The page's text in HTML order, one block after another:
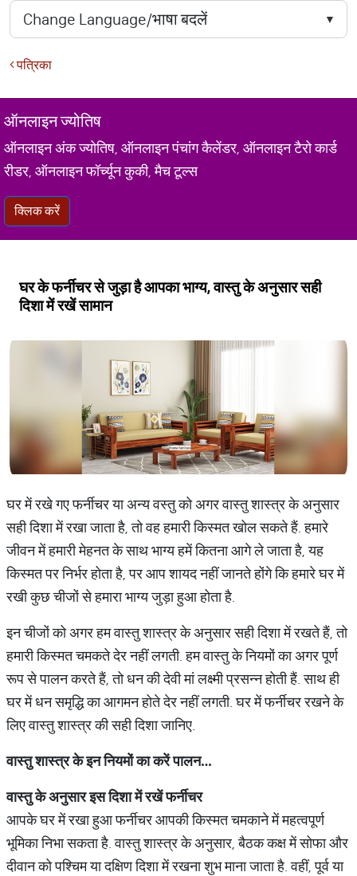
पत्रिका
ऑनलाइन ज्योतिष
ऑनलाइन अंक ज्योतिष, ऑनलाइन पंचांग कैलेंडर, ऑनलाइन टैरो कार्ड
रीडर, ऑनलाइन फॉर्च्यून कुकी, मैच टूल्स
क्लिक करें
घर के फर्नीचर से जुड़ा है आपका भाग्य, वास्तु के अनुसार सही
दिशा में रखें सामान
घर में रखे गए फर्नीचर या अन्य वस्तु को अगर वास्तु शास्त्र के अनुसार
सही दिशा में रखा जाता है, तो वह हमारी किस्मत खोल सकते हैं. हमारे
जीवन में हमारी मेहनत के साथ भाग्य हमें कितना आगे ले जाता है, यह
किस्मत पर निर्भर होता है, पर आप शायद नहीं जानते होंगे कि हमारे घर में
रखी कुछ चीजों से हमारा भाग्य जुड़ा हुआ होता है.
इन चीजों को अगर हम वास्तु शास्त्र के अनुसार सही दिशा में रखते हैं, तो
हमारी किस्मत चमकते देर नहीं लगती. हम वास्तु के नियमों का अगर पूर्ण
रूप से पालन करते हैं, तो धन की देवी मां लक्ष्मी प्रसन्न होती हैं. साथ ही
घर में धन समृद्धि का आगमन होते देर नहीं लगती. घर में फर्नीचर रखने के
लिए वास्तु शास्त्र की सही दिशा जानिए.
वास्तुशास्त्रकेइननियमोंकाकरेंपालन…
वास्तुकेअनुसारइसदिशामेंरखेंफर्नीचर
आपके घर में रखा हुआ फर्नीचर आपकी किस्मत चमकाने में महत्वपूर्ण
भूमिका निभा सकता है. वास्तु शास्त्र के अनुसार, बैठक कक्ष में सोफा और
दीवान को पश्चिम या दक्षिण दिशा में रखना शुभ माना जाता है. वहीं, पूर्व या